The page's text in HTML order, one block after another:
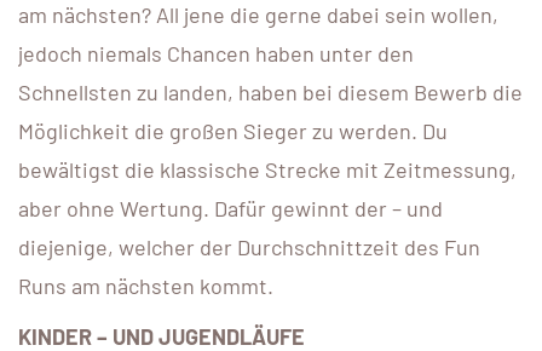
am nächsten? All jene die gerne dabei sein wollen,
jedoch niemals Chancen haben unter den
Schnellsten zu landen, haben bei diesem Bewerb die
Möglichkeit die großen Sieger zu werden. Du
bewältigst die klassische Strecke mit Zeitmessung,
aber ohne Wertung. Dafür gewinnt der – und
diejenige, welcher der Durchschnittzeit des Fun
Runs am nächsten kommt.
KINDER – UND JUGENDLÄUFE